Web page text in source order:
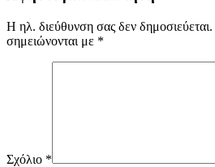
Η ηλ. διεύθυνση σας δεν δημοσιεύεται.
σημειώνονται με *
Σχόλιο *